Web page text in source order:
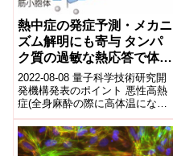
熱中症の発症予測・メカニ
ズム解明にも寄与 タンパ
ク質の過敏な熱応答で体温
上昇が止まらない! ～悪性
高熱症の熱産生暴走メカニ
ズム～
2022-08-08 量子科学技術研究開
発機構発表のポイント 悪性高熱
症(全身麻酔の際に高体温になる
疾患)が悪化する原因は、遺伝的
な変異タンパク質が熱へ過敏に
応...